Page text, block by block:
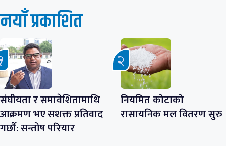
नयाँ प्रकाशित
संघीयता र समावेशितामाथि
आक्रमण भए सशक्त प्रतिवाद
गर्छौं: सन्तोष परियार
नियमित कोटाको
रासायनिक मल वितरण सुरु